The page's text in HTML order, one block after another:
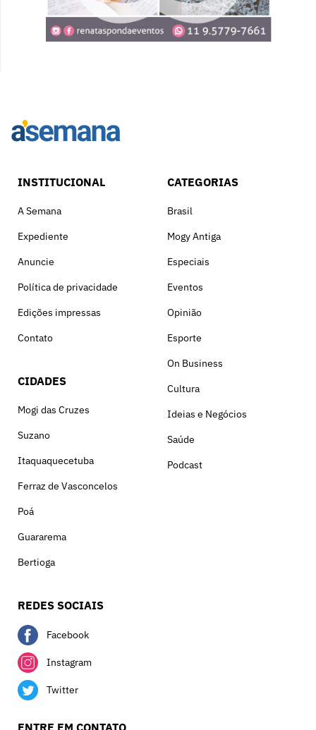
INSTITUCIONAL
A Semana
Expediente
Anuncie
Política de privacidade
Edições impressas
Contato
CIDADES
Mogi das Cruzes
Suzano
Itaquaquecetuba
Ferraz de Vasconcelos
Poá
Guararema
Bertioga
CATEGORIAS
Brasil
Mogy Antiga
Especiais
Eventos
Opinião
Esporte
On Business
Cultura
Ideias e Negócios
Saúde
Podcast
REDES SOCIAIS
Facebook
Instagram
Twitter